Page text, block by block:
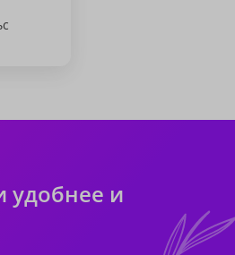
удобнее и